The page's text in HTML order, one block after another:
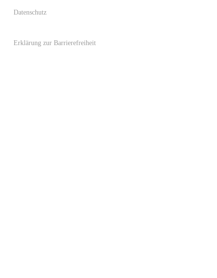
Datenschutz
Erklärung zur Barrierefreiheit